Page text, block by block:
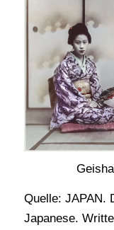
Quelle: JAPAN.
Japanese.